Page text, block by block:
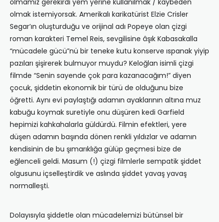
olmamız gerekirdi yem yerine kullanılmak / kaybeden
olmak istemiyorsak. Amerikalı karikatürist Elzie Crisler
Segar’ın oluşturduğu ve orijinal adı Popeye olan çizgi
roman karakteri Temel Reis, sevgilisine âşık Kabasakalla
“mücadele gücü”nü bir teneke kutu konserve ıspanak yiyip
pazıları şişirerek bulmuyor muydu? Keloğlan isimli çizgi
filmde “Senin sayende çok para kazanacağım!” diyen
çocuk, şiddetin ekonomik bir türü de olduğunu bize
öğretti. Aynı evi paylaştığı adamın ayaklarının altına muz
kabuğu koymak suretiyle onu düşüren kedi Garfield
hepimizi kahkahalarla güldürdü. Filmin efektleri, yere
düşen adamın başında dönen renkli yıldızlar ve adamın
kendisinin de bu şımarıklığa gülüp geçmesi bize de
eğlenceli geldi. Masum (!) çizgi filmlerle sempatik şiddet
olgusunu içselleştirdik ve aslında şiddet yavaş yavaş
normalleşti.
Dolayısıyla şiddetle olan mücadelemizi bütünsel bir